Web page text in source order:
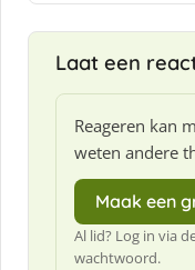
:
Laat een
Reageren kan
weten andere
Maak een
Al lid? Log in via
wachtwoord.